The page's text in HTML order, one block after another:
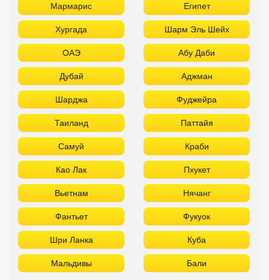
Мармарис Египет
Хургада Шарм Эль Шейх
ОАЭ Абу Даби
Дубай Аджман
Шарджа Фуджейра
Таиланд Паттайя
Самуй Краби
Као Лак Пхукет
Вьетнам Нячанг
Фантьет Фукуок
Шри Ланка Куба
Мальдивы Бали